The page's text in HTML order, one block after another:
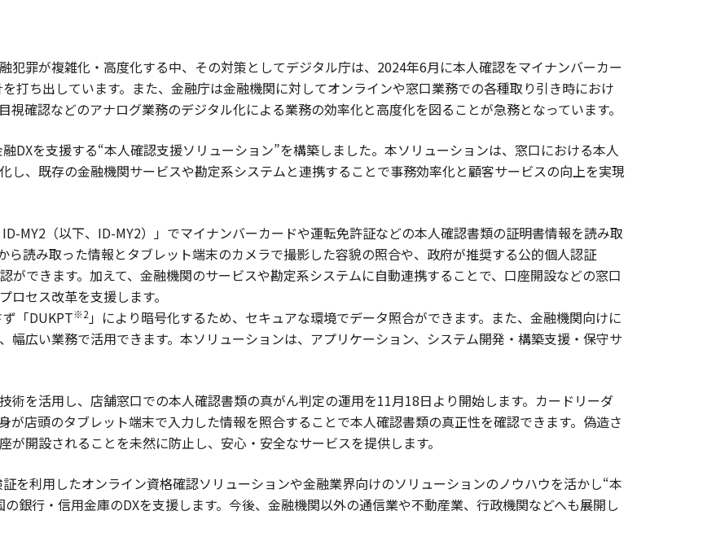
犯罪が複雑化・高度化する中、その対策としてデジタル庁は、2024年6月に本人確認をマイナンバーカー
打ち出しています。また、金融庁は金融機関に対してオンラインや窓口業務での各種取り引き時におけ
確認などのアナログ業務のデジタル化による業務の効率化と高度化を図ることが急務となっています。
DXを支援する“本人確認支援ソリューション”を構築しました。本ソリューションは、窓口における本人
し、既存の金融機関サービスや勘定系システムと連携することで事務効率化と顧客サービスの向上を実現
MY2（以下、ID-MY2）」でマイナンバーカードや運転免許証などの本人確認書類の証明書情報を読み取
ら読み取った情報とタブレット端末のカメラで撮影した容貌の照合や、政府が推奨する公的個人認証
ができます。加えて、金融機関のサービスや勘定系システムに自動連携することで、口座開設などの窓口
セス改革を支援します。
「DUKPT※2」により暗号化するため、セキュアな環境でデータ照合ができます。また、金融機関向けに
幅広い業務で活用できます。本ソリューションは、アプリケーション、システム開発・構築支援・保守サ
術を活用し、店舗窓口での本人確認書類の真がん判定の運用を11月18日より開始します。カードリーダ
が店頭のタブレット端末で入力した情報を照合することで本人確認書類の真正性を確認できます。偽造さ
開設されることを未然に防止し、安心・安全なサービスを提供します。
を利用したオンライン資格確認ソリューションや金融業界向けのソリューションのノウハウを活かし“本
銀行・信用金庫のDXを支援します。今後、金融機関以外の通信業や不動産業、行政機関などへも展開し